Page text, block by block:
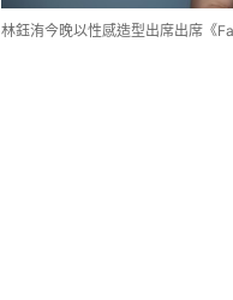
林鈺洧今晚以性感造型出席出席《